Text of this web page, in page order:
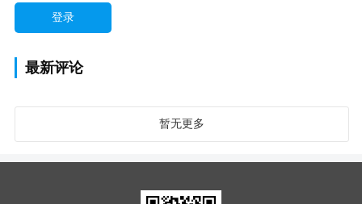
最新评论
暂无更多